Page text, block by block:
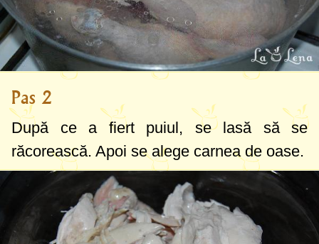
Pas 2
După ce a fiert puiul, se lasă să se
răcorească. Apoi se alege carnea de oase.